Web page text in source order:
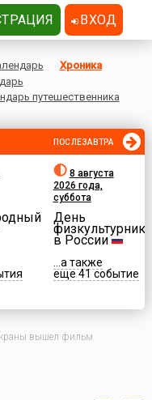
Хроника
путешественника
ПОСЛЕЗАВТРА
8 августа
2026 года,
суббота
День
физкультурника
в России
...а также
еще 41 событие
вышел фильм
ВХОД